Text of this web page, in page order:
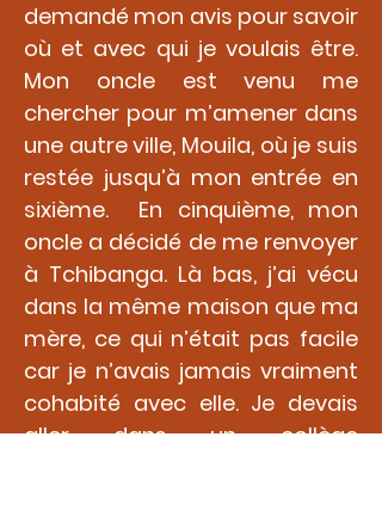
demandé mon avis pour savoir
où et avec qui je voulais être.
Mon oncle est venu me
chercher pour m’amener dans
une autre ville, Mouila, où je suis
restée jusqu’à mon entrée en
sixième. En cinquième, mon
oncle a décidé de me renvoyer
à Tchibanga. Là bas, j’ai vécu
dans la même maison que ma
mère, ce qui n’était pas facile
car je n’avais jamais vraiment
cohabité avec elle. Je devais
aller dans un collège